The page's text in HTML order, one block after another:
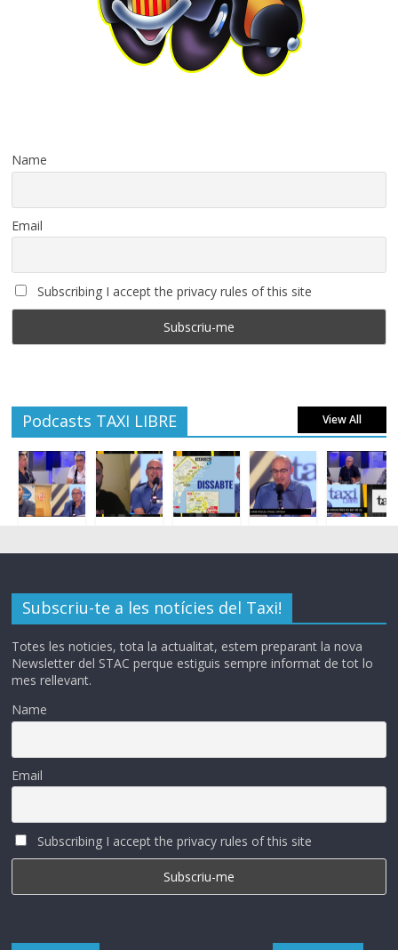
Name
Email
Subscribing I accept the privacy rules of this site
Podcasts TAXI LIBRE View All
Subscriu-te a les notícies del Taxi!
Totes les noticies, tota la actualitat, estem preparant la nova
Newsletter del STAC perque estiguis sempre informat de tot lo
mes rellevant.
Name
Email
Subscribing I accept the privacy rules of this site